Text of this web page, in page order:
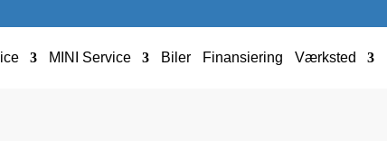
MINI Service Biler Finansiering Værksted